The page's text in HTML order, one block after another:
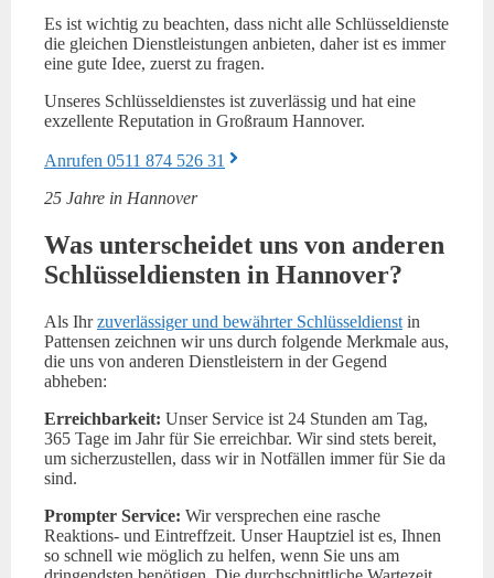
Es ist wichtig zu beachten, dass nicht alle Schlüsseldienste
die gleichen Dienstleistungen anbieten, daher ist es immer
eine gute Idee, zuerst zu fragen.
Unseres Schlüsseldienstes ist zuverlässig und hat eine
exzellente Reputation in Großraum Hannover.
Anrufen 0511 874 526 31
25 Jahre in Hannover
Was unterscheidet uns von anderen
Schlüsseldiensten in Hannover?
Als Ihrzuverlässiger und bewährter Schlüsseldienst in
Pattensen zeichnen wir uns durch folgende Merkmale aus,
die uns von anderen Dienstleistern in der Gegend
abheben:
Erreichbarkeit: Unser Service ist 24 Stunden am Tag,
365 Tage im Jahr für Sie erreichbar. Wir sind stets bereit,
um sicherzustellen, dass wir in Notfällen immer für Sie da
sind.
Prompter Service: Wir versprechen eine rasche
Reaktions- und Eintreffzeit. Unser Hauptziel ist es, Ihnen
so schnell wie möglich zu helfen, wenn Sie uns am